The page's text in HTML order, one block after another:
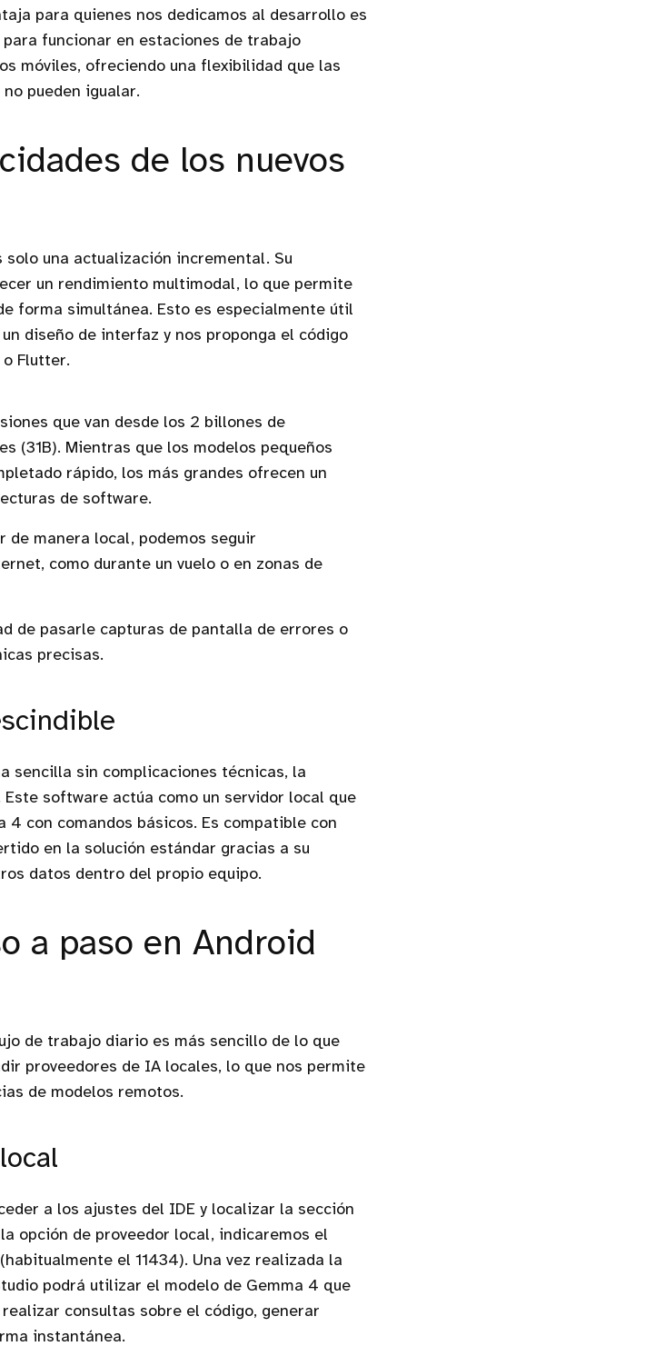
para quienes nos dedicamos al desarrollo es
funcionar en estaciones de trabajo
móviles, ofreciendo una flexibilidad que las
pueden igualar.
de los nuevos
solo una actualización incremental. Su
un rendimiento multimodal, lo que permite
forma simultánea. Esto es especialmente útil
diseño de interfaz y nos proponga el código
Flutter.
que van desde los 2 billones de
(31B). Mientras que los modelos pequeños
rápido, los más grandes ofrecen un
de software.
de manera local, podemos seguir
como durante un vuelo o en zonas de
de pasarle capturas de pantalla de errores o
precisas.
sencilla sin complicaciones técnicas, la
Este software actúa como un servidor local que
con comandos básicos. Es compatible con
en la solución estándar gracias a su
datos dentro del propio equipo.
a paso en Android
de trabajo diario es más sencillo de lo que
proveedores de IA locales, lo que nos permite
de modelos remotos.
a los ajustes del IDE y localizar la sección
opción de proveedor local, indicaremos el
el 11434). Una vez realizada la
podrá utilizar el modelo de Gemma 4 que
consultas sobre el código, generar
instantánea.